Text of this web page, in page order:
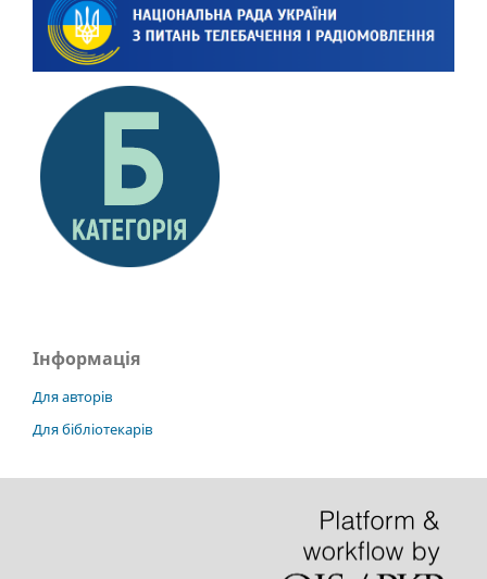
Інформація
Для авторів
Для бібліотекарів